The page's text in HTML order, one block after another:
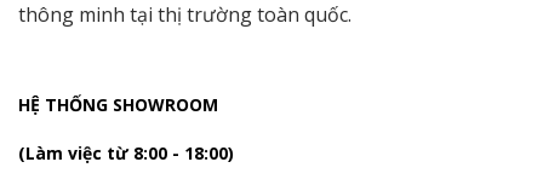
thông minh tại thị trường toàn quốc.
HỆ THỐNG SHOWROOM
(Làm việc từ 8:00 - 18:00)